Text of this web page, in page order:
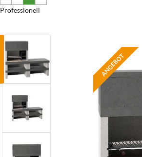
Professionell
ANGEBOT